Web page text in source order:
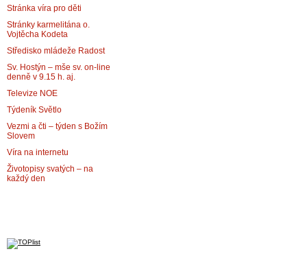
Stránka víra pro děti
Stránky karmelitána o.
Vojtěcha Kodeta
Středisko mládeže Radost
Sv. Hostýn – mše sv. on-line
denně v 9.15 h. aj.
Televize NOE
Týdeník Světlo
Vezmi a čti – týden s Božím
Slovem
Víra na internetu
Životopisy svatých – na
každý den